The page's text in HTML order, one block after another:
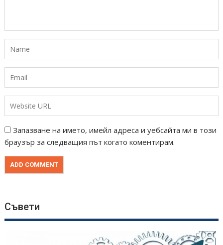
Запазване на името, имейл адреса и уебсайта ми в този
браузър за следващия път когато коментирам.
Съвети